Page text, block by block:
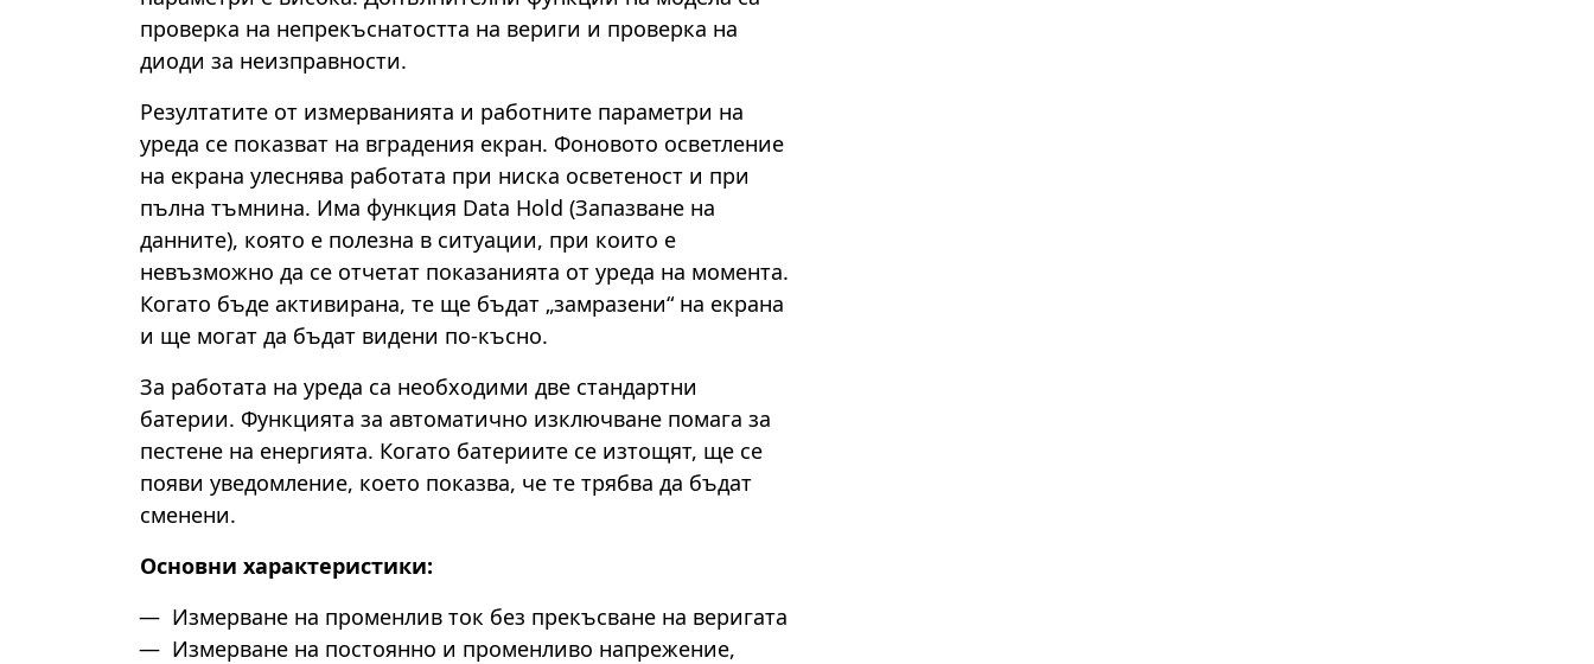
проверка на непрекъснатостта на вериги и проверка на
диоди за неизправности.
Резултатите от измерванията и работните параметри на
уреда се показват на вградения екран. Фоновото осветление
на екрана улеснява работата при ниска осветеност и при
пълна тъмнина. Има функция Data Hold (Запазване на
данните), която е полезна в ситуации, при които е
невъзможно да се отчетат показанията от уреда на момента.
Когато бъде активирана, те ще бъдат „замразени“ на екрана
и ще могат да бъдат видени по-късно.
За работата на уреда са необходими две стандартни
батерии. Функцията за автоматично изключване помага за
пестене на енергията. Когато батериите се изтощят, ще се
появи уведомление, което показва, че те трябва да бъдат
сменени.
Основни характеристики:
Измерване на променлив ток без прекъсване на веригата
Измерване на постоянно и променливо напрежение,